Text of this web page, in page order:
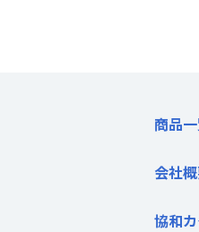
商品
会社
協和